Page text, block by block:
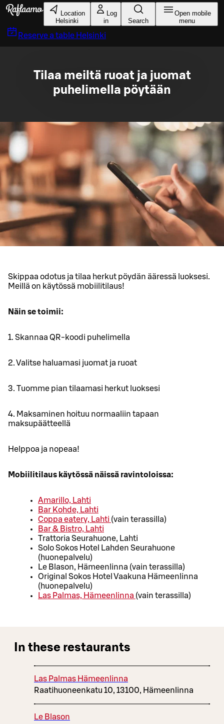
Skip to main content
Location
Helsinki
Log
in
Search
Open mobile
menu
Reserve a table Helsinki
Tilaa meiltä ruoat ja juomat
puhelimella pöytään
Skippaa odotus ja tilaa herkut pöydän ääressä luoksesi.
Meillä on käytössä mobiilitilaus!
Näin se toimii:
1. Skannaa QR-koodi puhelimella
2. Valitse haluamasi juomat ja ruoat
3. Tuomme pian tilaamasi herkut luoksesi
4. Maksaminen hoituu normaaliin tapaan
maksupäätteellä
Helppoa ja nopeaa!
Mobiilitilaus käytössä näissä ravintoloissa:
Amarillo, Lahti
Bar Kohde, Lahti
Coppa eatery, Lahti (vain terassilla)
Bar & Bistro, Lahti
Trattoria Seurahuone, Lahti
Solo Sokos Hotel Lahden Seurahuone
(huonepalvelu)
Le Blason, Hämeenlinna (vain terassilla)
Original Sokos Hotel Vaakuna Hämeenlinna
(huonepalvelu)
Las Palmas, Hämeenlinna (vain terassilla)
In these restaurants
Las Palmas Hämeenlinna
Raatihuoneenkatu 10, 13100, Hämeenlinna
Le Blason